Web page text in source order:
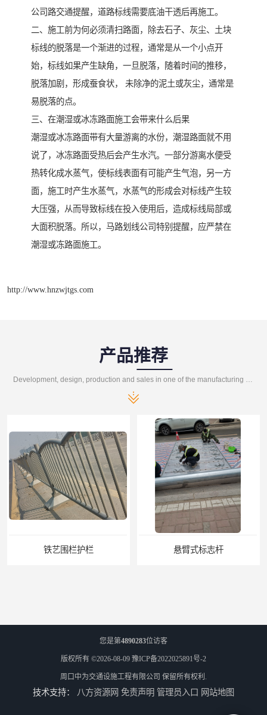
公司路交通提醒，道路标线需要底油干透后再施工。
二、施工前为何必须清扫路面，除去石子、灰尘、土块
标线的脱落是一个渐进的过程，通常是从一个小点开
始，标线如果产生缺角，一旦脱落，随着时间的推移，
脱落加剧，形成蚕食状， 未除净的泥土或灰尘，通常是
易脱落的点。
三、在潮湿或冰冻路面施工会带来什么后果
潮湿或冰冻路面带有大量游离的水份，潮湿路面就不用
说了，冰冻路面受热后会产生水汽。一部分游离水便受
热转化成水蒸气，使标线表面有可能产生气泡，另一方
面，施工时产生水蒸气，水蒸气的形成会对标线产生较
大压强，从而导致标线在投入使用后，造成标线局部或
大面积脱落。所以，马路划线公司特别提醒，应严禁在
潮湿或冻路面施工。
http://www.hnzwjtgs.com
产品推荐
铁艺围栏护栏 悬臂式标志杆
您是第4890283位访客
版权所有 ©2026-08-09 豫ICP备2022025891号-2
周口中为交通设施工程有限公司 保留所有权利.
技术支持： 八方资源网 免责声明 管理员入口 网站地图